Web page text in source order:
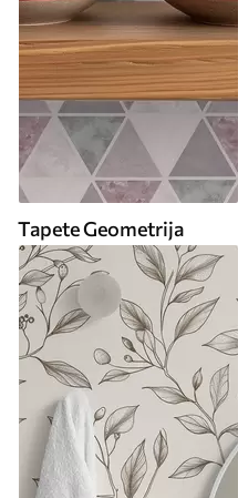
Tapete Geometrija